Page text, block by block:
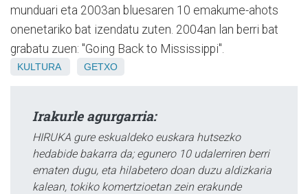
munduari eta 2003an bluesaren 10 emakume-ahots
onenetariko bat izendatu zuten. 2004an lan berri bat
grabatu zuen: "Going Back to Mississippi".
KULTURA GETXO
Irakurle agurgarria:
HIRUKA gure eskualdeko euskara hutsezko
hedabide bakarra da; egunero 10 udalerriren berri
ematen dugu, eta hilabetero doan duzu aldizkaria
kalean, tokiko komertzioetan zein erakunde